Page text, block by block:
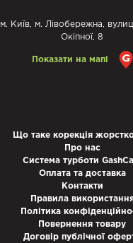
м. Київ, м. Лівобережна,
Окіпної, 8
Показати на мапі
Що таке корекція
Про нас
Система турботи
Оплата та доставка
Контакти
Правила
Політика
Повернення товару
Договір публічної